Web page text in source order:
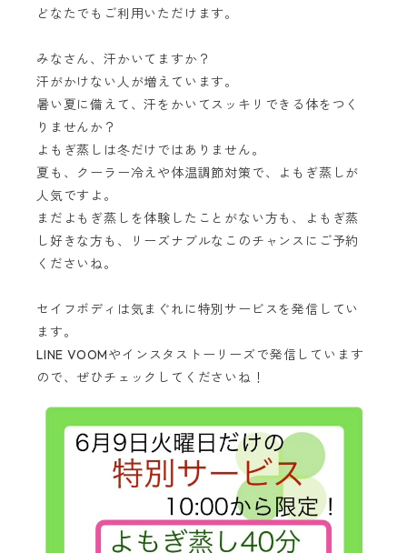
どなたでもご利用いただけます。
みなさん、汗かいてますか？
汗がかけない人が増えています。
暑い夏に備えて、汗をかいてスッキリできる体をつく
りませんか？
よもぎ蒸しは冬だけではありません。
夏も、クーラー冷えや体温調節対策で、よもぎ蒸しが
人気ですよ。
まだよもぎ蒸しを体験したことがない方も、よもぎ蒸
し好きな方も、リーズナブルなこのチャンスにご予約
くださいね。
セイフボディは気まぐれに特別サービスを発信してい
ます。
LINE VOOMやインスタストーリーズで発信しています
ので、ぜひチェックしてくださいね！